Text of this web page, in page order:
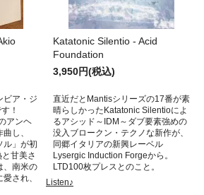
ビア・ジ
！
アンヘ
し、
ル」が初
甘美さ
、南米の
され、
Katatonic Silentio - Acid
Foundation
3,950円(税込)
直近だとMantisシリーズの17番が素
晴らしかったKatatonic Silentioによ
るアシッド～IDM～ダブ要素強めの
没入ブロークン・テクノな新作が、
同郷イタリアの新興レーベル
Lysergic Induction Forgeから。
LTD100枚プレスとのこと。
Listen♪